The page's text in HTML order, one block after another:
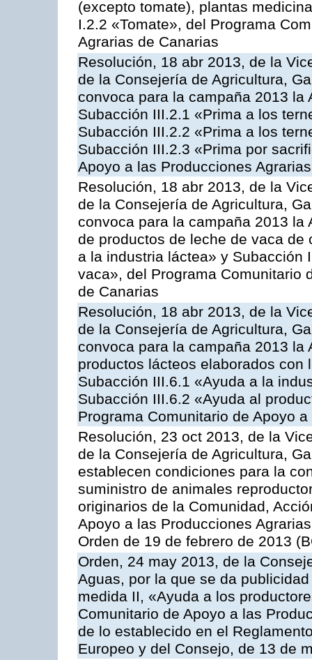
(excepto tomate), plantas
I.2.2 «Tomate», del Programa
Agrarias de Canarias
Resolución, 18 abr 2013, de la
de la Consejería de Agricultura,
convoca para la campaña 2013
Subacción III.2.1 «Prima a los
Subacción III.2.2 «Prima a los
Subacción III.2.3 «Prima por
Apoyo a las Producciones
Resolución, 18 abr 2013, de la
de la Consejería de Agricultura,
convoca para la campaña 2013
de productos de leche de vaca
a la industria láctea» y Subacción
vaca», del Programa Comunitario
de Canarias
Resolución, 18 abr 2013, de la
de la Consejería de Agricultura,
convoca para la campaña 2013
productos lácteos elaborados
Subacción III.6.1 «Ayuda a la
Subacción III.6.2 «Ayuda al
Programa Comunitario de Apoyo
Resolución, 23 oct 2013, de la
de la Consejería de Agricultura,
establecen condiciones para la
suministro de animales
originarios de la Comunidad,
Apoyo a las Producciones
Orden de 19 de febrero de 2013
Orden, 24 may 2013, de la
Aguas, por la que se da
medida II, «Ayuda a los
Comunitario de Apoyo a las
de lo establecido en el
Europeo y del Consejo, de 13 de